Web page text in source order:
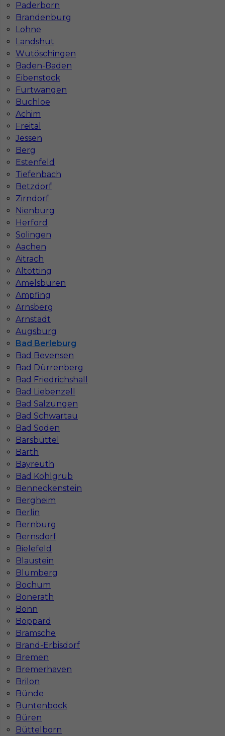
Paderborn
Brandenburg
Lohne
Landshut
Wutöschingen
Baden-Baden
Eibenstock
Furtwangen
Buchloe
Achim
Freital
Jessen
Berg
Estenfeld
Tiefenbach
Betzdorf
Zirndorf
Nienburg
Herford
Solingen
Aachen
Aitrach
Altötting
Amelsbüren
Ampfing
Arnsberg
Arnstadt
Augsburg
Bad Berleburg
Bad Bevensen
Bad Dürrenberg
Bad Friedrichshall
Bad Liebenzell
Bad Salzungen
Bad Schwartau
Bad Soden
Barsbüttel
Barth
Bayreuth
Bad Kohlgrub
Benneckenstein
Bergheim
Berlin
Bernburg
Bernsdorf
Bielefeld
Blaustein
Blumberg
Bochum
Bonerath
Bonn
Boppard
Bramsche
Brand-Erbisdorf
Bremen
Bremerhaven
Brilon
Bünde
Buntenbock
Büren
Büttelborn
Co to jest Gewerbe?
Czy praca w Niemczech na budowie jest
bezpieczna pod kątem BHP?
Jakie kursy warto zrobić, aby praca za
granicą była lepiej płatna?
Czy praca w Niemczech bez języka jest
możliwa?
Mapa ofert pracy
Mapa kategorii
Informacje w sprawie pracy
Telefon:793-577-977
Dane firmy
In-Serv Team Sp. z o.o.
ul. Bóżnicza 15/6
61-751 Poznań, Polen
NIP: PL7831822725
KRS: 0000855600
REGON: 386807002
Administracja
ul. Murawa 12-18 E1
61-655 Poznań
Tel:+48 795 988 288
Deutsch:
E-mail:info@inserv.com.pl
Działamy również w miastach:
Warszawie
Katowicach
Lublinie
Częstochowie
Najpopularniejsze miejscowości w Niemczech